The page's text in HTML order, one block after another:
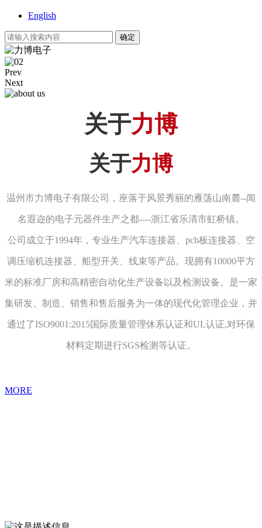
English
Prev
Next
关于力博
关于力博
温州市力博电子有限公司，座落于风景秀丽的雁荡山南麓--闻
名遐迩的电子元器件生产之都----浙江省乐清市虹桥镇。
公司成立于1994年，专业生产汽车连接器、pcb板连接器、空
调压缩机连接器、船型开关、线束等产品。现拥有10000平方
米的标准厂房和高精密自动化生产设备以及检测设备。是一家
集研发、制造、销售和售后服务为一体的现代化管理企业，并
通过了ISO9001:2015国际质量管理休系认证和UL认证,对环保
材料定期进行SGS检测等认证。
MORE